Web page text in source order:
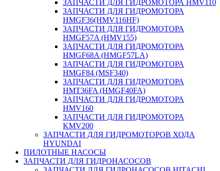
ЗАПЧАСТИ ДЛЯ ГИДРОМОТОРА HMV110
ЗАПЧАСТИ ДЛЯ ГИДРОМОТОРА
HMGF36(HMV116HF)
ЗАПЧАСТИ ДЛЯ ГИДРОМОТОРА
HMGF57A (HMV155)
ЗАПЧАСТИ ДЛЯ ГИДРОМОТОРА
HMGF68A (HMGF57LA)
ЗАПЧАСТИ ДЛЯ ГИДРОМОТОРА
HMGF84 (MSF340)
ЗАПЧАСТИ ДЛЯ ГИДРОМОТОРА
HMT36FA (HMGF40FA)
ЗАПЧАСТИ ДЛЯ ГИДРОМОТОРА
HMV160
ЗАПЧАСТИ ДЛЯ ГИДРОМОТОРА
KMV200
ЗАПЧАСТИ ДЛЯ ГИДРОМОТОРОВ ХОДА
HYUNDAI
ПИЛОТНЫЕ НАСОСЫ
ЗАПЧАСТИ ДЛЯ ГИДРОНАСОСОВ